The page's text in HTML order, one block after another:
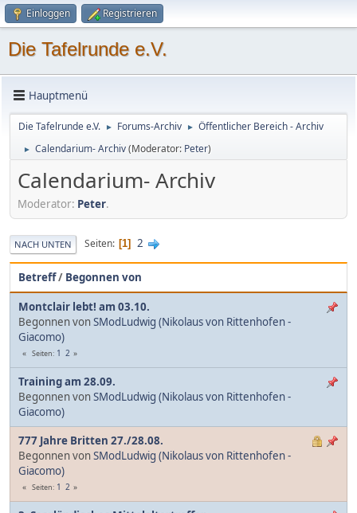
Einloggen Registrieren
Die Tafelrunde e.V.
Hauptmenü
Die Tafelrunde e.V. ► Forums-Archiv ► Öffentlicher Bereich - Archiv
► Calendarium- Archiv(Moderator: Peter)
Calendarium- Archiv
Moderator: Peter.
NACH UNTEN Seiten 1 2
Betreff/ Begonnen von
Montclair lebt! am 03.10.
Begonnen vonSModLudwig (Nikolaus von Rittenhofen -
Giacomo)
Seiten 1 2
Training am 28.09.
Begonnen vonSModLudwig (Nikolaus von Rittenhofen -
Giacomo)
777 Jahre Britten 27./28.08.
Begonnen vonSModLudwig (Nikolaus von Rittenhofen -
Giacomo)
Seiten 1 2